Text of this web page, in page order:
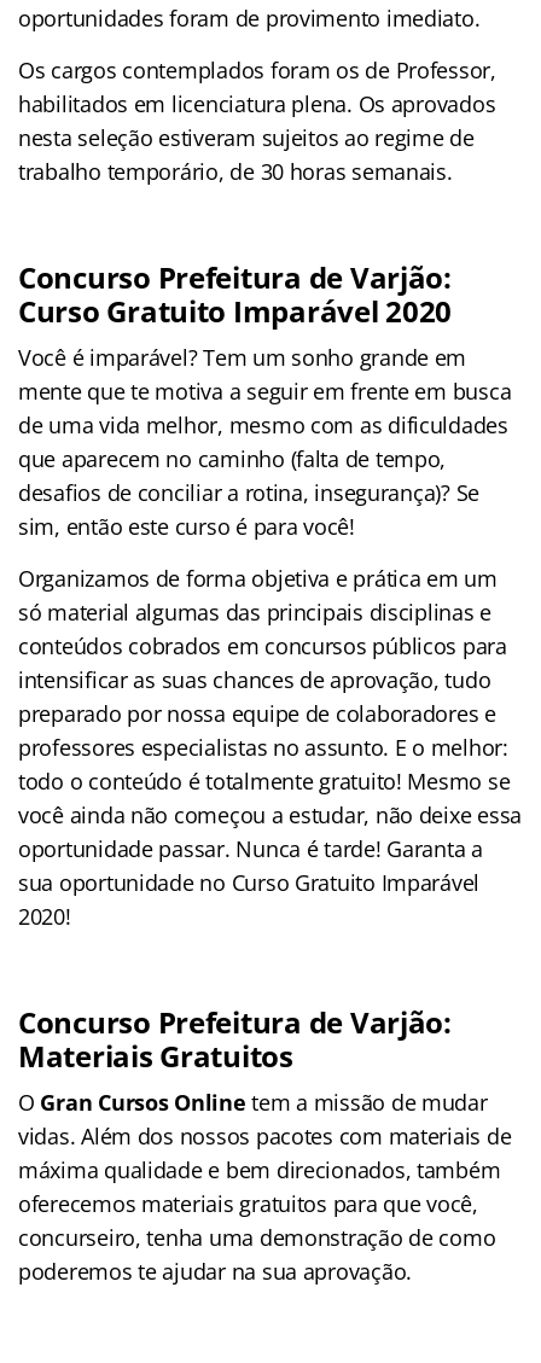
oportunidades foram de provimento imediato.
Os cargos contemplados foram os de Professor,
habilitados em licenciatura plena. Os aprovados
nesta seleção estiveram sujeitos ao regime de
trabalho temporário, de 30 horas semanais.
Concurso Prefeitura de Varjão:
Curso Gratuito Imparável 2020
Você é imparável? Tem um sonho grande em
mente que te motiva a seguir em frente em busca
de uma vida melhor, mesmo com as dificuldades
que aparecem no caminho (falta de tempo,
desafios de conciliar a rotina, insegurança)? Se
sim, então este curso é para você!
Organizamos de forma objetiva e prática em um
só material algumas das principais disciplinas e
conteúdos cobrados em concursos públicos para
intensificar as suas chances de aprovação, tudo
preparado por nossa equipe de colaboradores e
professores especialistas no assunto. E o melhor:
todo o conteúdo é totalmente gratuito! Mesmo se
você ainda não começou a estudar, não deixe essa
oportunidade passar. Nunca é tarde! Garanta a
sua oportunidade no Curso Gratuito Imparável
2020!
Concurso Prefeitura de Varjão:
Materiais Gratuitos
O Gran Cursos Online tem a missão de mudar
vidas. Além dos nossos pacotes com materiais de
máxima qualidade e bem direcionados, também
oferecemos materiais gratuitos para que você,
concurseiro, tenha uma demonstração de como
poderemos te ajudar na sua aprovação.